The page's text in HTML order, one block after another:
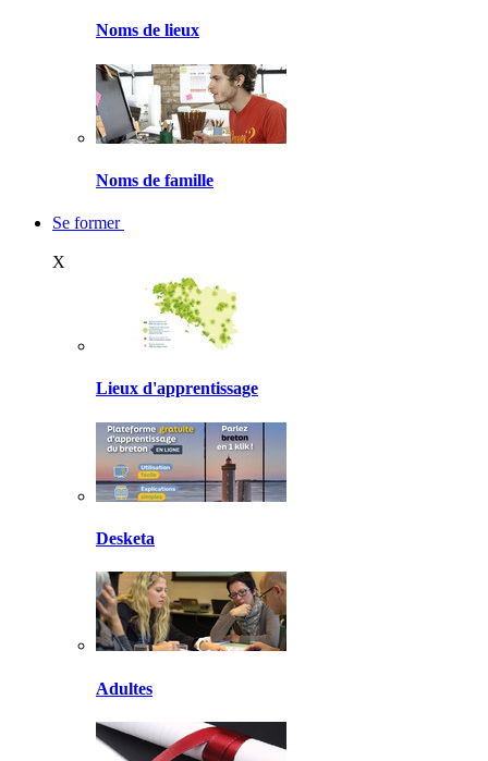
Noms de lieux
Noms de famille
Se former
X
Lieux d'apprentissage
Desketa
Adultes